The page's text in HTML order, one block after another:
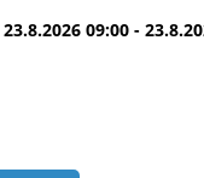
23.8.2026 09:00 -